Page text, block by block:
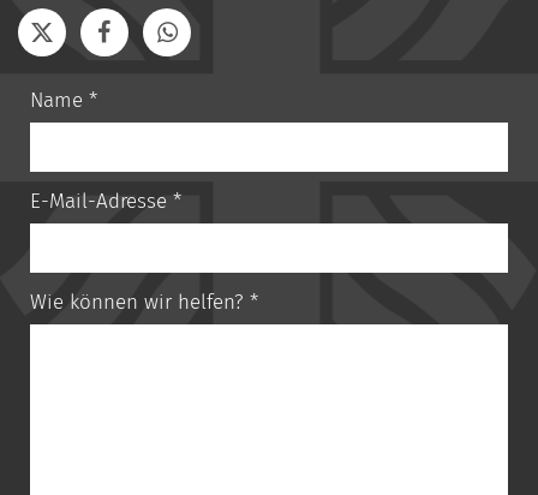
Name *
E-Mail-Adresse *
Wie können wir helfen? *